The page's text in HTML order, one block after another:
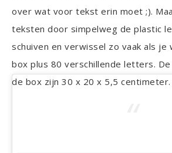
over wat voor tekst erin moet ;).
teksten door simpelweg de plastic
schuiven en verwissel zo vaak als je
box plus 80 verschillende letters.
de box zijn 30 x 20 x 5,5 centimeter.